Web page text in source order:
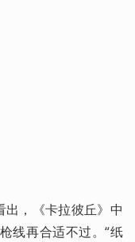
线再合适不过。“纸